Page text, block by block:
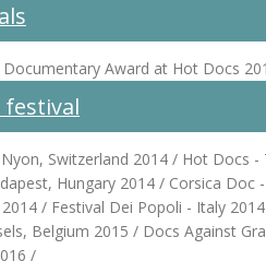
Award at Hot Docs
festival
Switzerland 2014 / Hot Docs
Hungary 2014 / Corsica
2014 / Festival Dei Popoli - Italy
Belgium 2015 / Docs Against
/